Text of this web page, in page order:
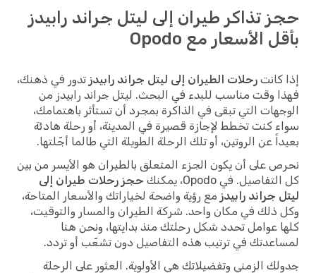
حجز تذاكر طيران إلى ليتل جراند رابيدز
بأقل الأسعار مع Opodo
إذا كانت رحلات الطيران إلى ليتل جراند رابيدز تدور في ذهنك،
فهذا وقت مناسب للبدء في البحث. ليتل جراند رابيدز من
الوجهات التي تبقى في الذاكرة بمجرد أن تستأثر باهتمامك،
سواء كنت تخطط لإجازة قصيرة في المدينة، أو رحلة هادئة
بعيداً عن الروتين، أو تلك الرحلة الطويلة التي طالما أجّلتها.
نحرص على أن يكون الجزء المتعلق بالطيران هو الأيسر من بين
كل التفاصيل. في Opodo، يمكنك
حجز رحلات طيران إلى
ليتل جراند رابيدز مع رؤية واضحة لخياراتك والأسعار المتاحة،
وكل ذلك في مكان واحد. شركة الطيران والمسار والتوقيت،
كلها عوامل تحدد شكل رحلتك منذ بدايتها، ونحن هنا
لمساعدتك في ترتيب هذه التفاصيل دون تشعّب أو تردد.
جدولك الزمني وتفضيلاتك هي الأولوية. العثور على الرحلة